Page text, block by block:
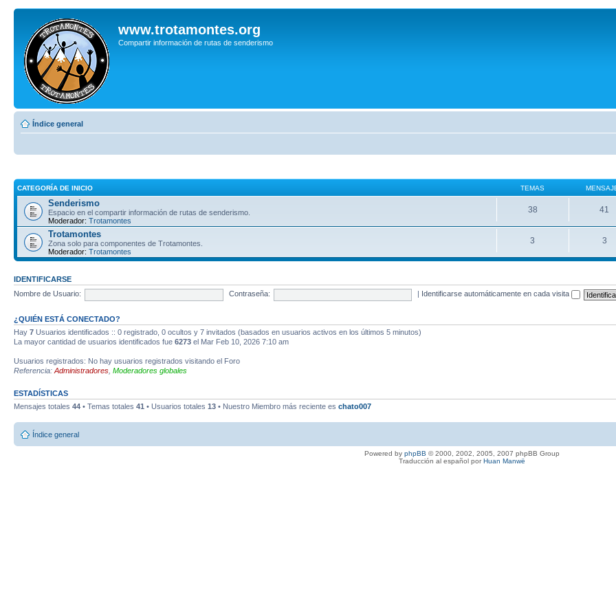
www.trotamontes.org
Compartir información de rutas de senderismo
Índice general
CATEGORÍA DE INICIO TEMAS
Senderismo
Espacio en el compartir información de rutas de senderismo.
Moderador: Trotamontes
38 41
Trotamontes
Zona solo para componentes de Trotamontes.
Moderador: Trotamontes
3 3
IDENTIFICARSE
Nombre de Usuario:
Contraseña: Identificarse automáticamente en cada visita
¿QUIÉN ESTÁ CONECTADO?
Hay 7 Usuarios identificados :: 0 registrado, 0 ocultos y 7 invitados (basados en usuarios activos en los últimos 5 minutos)
La mayor cantidad de usuarios identificados fue 6273 el Mar Feb 10, 2026 7:10 am
Usuarios registrados: No hay usuarios registrados visitando el Foro
Referencia: Administradores Moderadores globales
ESTADÍSTICAS
Mensajes totales 44 • Temas totales 41 • Usuarios totales 13 • Nuestro Miembro más reciente es chato007
Índice general
Powered by phpBB © 2000, 2002, 2005, 2007 phpBB Group
Traducción al español porHuan Manwë